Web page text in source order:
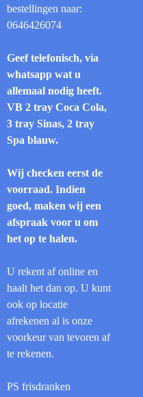
bestellingen naar:
0646426074
Geef telefonisch, via
whatsapp wat u
allemaal nodig heeft.
VB 2 tray Coca Cola,
3 tray Sinas, 2 tray
Spa blauw.
Wij checken eerst de
voorraad. Indien
goed, maken wij een
afspraak voor u om
het op te halen.
U rekent af online en
haalt het dan op. U kunt
ook op locatie
afrekenen al is onze
voorkeur van tevoren af
te rekenen.
PS frisdranken